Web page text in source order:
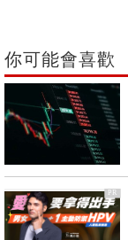
你可能會喜歡
PR